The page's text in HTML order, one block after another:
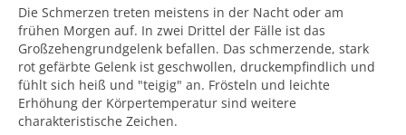
Die Schmerzen treten meistens in der Nacht oder am
frühen Morgen auf. In zwei Drittel der Fälle ist das
Großzehengrundgelenk befallen. Das schmerzende, stark
rot gefärbte Gelenk ist geschwollen, druckempfindlich und
fühlt sich heiß und "teigig" an. Frösteln und leichte
Erhöhung der Körpertemperatur sind weitere
charakteristische Zeichen.